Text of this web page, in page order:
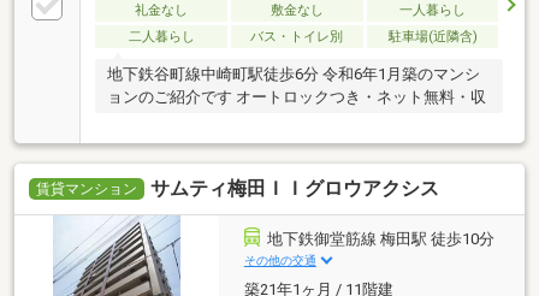
礼金なし 敷金なし
一人暮らし
二人暮らし
バス・トイレ別 駐車場(近隣含)
地下鉄谷町線中崎町駅徒歩6分 令和6年1月築のマンシ
ョンのご紹介です オートロックつき・ネット無料・収
賃貸マンション サムティ梅田ＩＩグロウアクシス
地下鉄御堂筋線 梅田駅 徒歩10分
その他の交通
築21年1ヶ月 / 11階建